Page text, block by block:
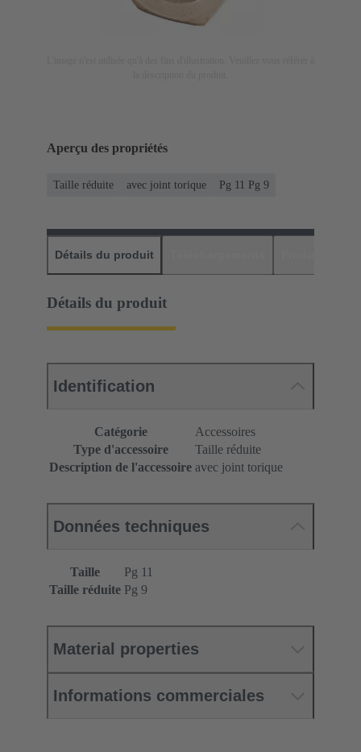
Aperçu des propriétés
Taille réduite avec joint torique Pg 11 Pg 9
Détails du produit
Détails du produit
Identification
Catégorie
Accessoires
Type d'accessoire
Taille réduite
Description de l'accessoire avec joint torique
Données techniques
Taille
Pg 11
Taille réduite Pg 9
Material properties
Informations commerciales